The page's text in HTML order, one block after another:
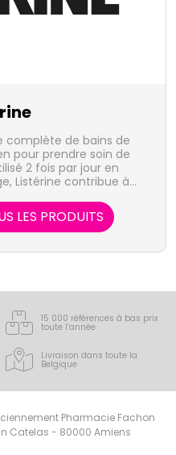
complète de bains de
pour prendre soin de
2 fois par jour en
Listérine contribue à
zones difficiles d’accès
à dents.
LES PRODUITS
15 000 références à bas prix
toute l’année
Livraison dans toute la
Belgique
Pharmacie Fachon
Catelas - 80000 Amiens